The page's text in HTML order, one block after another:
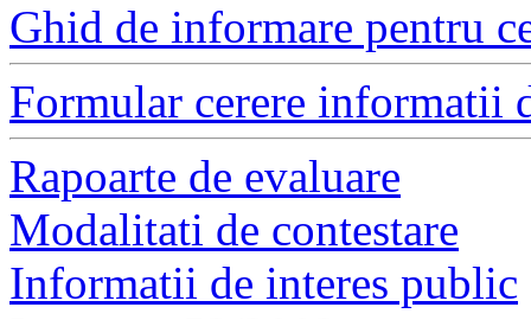
Ghid de informare pentru
Formular cerere informatii
Rapoarte de evaluare
Modalitati de contestare
Informatii de interes public